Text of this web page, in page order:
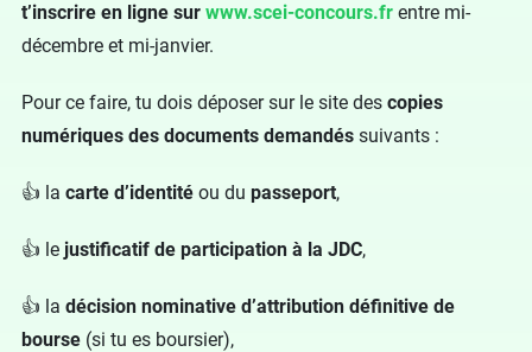
t’inscrire en ligne sur www.scei-concours.fr entre mi-
décembre et mi-janvier.
Pour ce faire, tu dois déposer sur le site des copies
numériques des documents demandés suivants :
👍 la carte d’identité ou du passeport,
👍 le justificatif de participation à la JDC,
👍 la décision nominative d’attribution définitive de
bourse (si tu es boursier),